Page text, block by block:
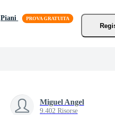
Piani
Miguel Angel
9.402 Risorse